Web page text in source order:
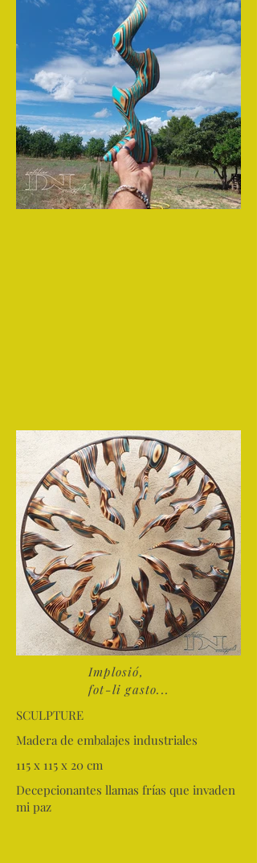
Implosió,
fot-li gasto...
SCULPTURE
Madera de embalajes industriales
115 x 115 x 20 cm
Decepcionantes llamas frías que invaden
mi paz